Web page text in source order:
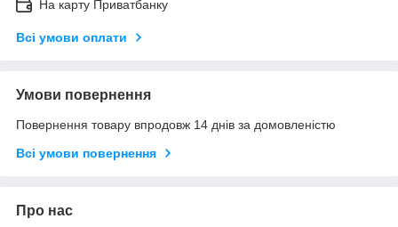
На карту Приватбанку
Всі умови оплати
Умови повернення
Повернення товару впродовж 14 днів за домовленістю
Всі умови повернення
Про нас